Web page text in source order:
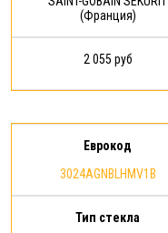
(Франция)
2 055 руб
Еврокод
3024AGNBLHMV1B
Тип стекла